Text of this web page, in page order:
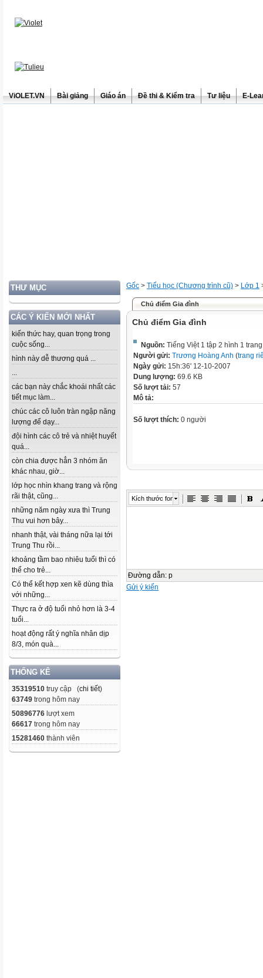
ViOLET.VN Bài giảng Giáo án Đề thi & Kiểm tra Tư liệu E-
THƯ MỤC
CÁC Ý KIẾN MỚI NHẤT
kiến thức hay, quan trọng trong
cuộc sống...
hình này dễ thương quá ...
...
các bạn này chắc khoái nhất các
tiết mục làm...
chúc các cô luôn tràn ngập năng
lượng để dạy...
đội hình các cô trẻ và nhiệt huyết
quá...
còn chia được hẳn 3 nhóm ăn
khác nhau, giờ...
lớp học nhìn khang trang và rộng
rãi thật, cũng...
những năm ngày xưa thì Trung
Thu vui hơn bây...
nhanh thật, vài tháng nữa lại tới
Trung Thu rồi...
khoảng tầm bao nhiêu tuổi thì có
thể cho trẻ...
Có thể kết hợp xen kẽ dùng thìa
với những...
Thực ra ở độ tuổi nhỏ hơn là 3-4
tuổi...
hoạt động rất ý nghĩa nhân dịp
8/3, món quà...
THỐNG KÊ
35319510 truy cập (chi tiết)
63749 trong hôm nay
50896776 lượt xem
66617 trong hôm nay
15281460 thành viên
Gốc > Tiểu học (Chương trình cũ) > Lớp 1
Chủ điểm Gia đình
Chủ điểm Gia đình
Nguồn: Tiếng Việt 1 tập 2 hình 1 trang
Người gửi: Trương Hoàng Anh (trang
Ngày gửi: 15h:36' 12-10-2007
Dung lượng: 69.6 KB
Số lượt tải: 57
Mô tả:
Số lượt thích: 0 người
Kích thước font
Đường dẫn: p
Gửi ý kiến